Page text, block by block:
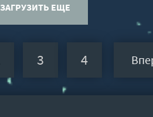
ЗАГРУЗИТЬ ЕЩЕ
3 4